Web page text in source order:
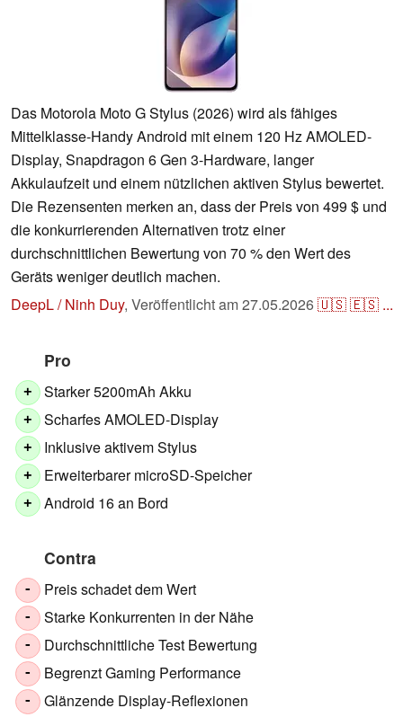
Das Motorola Moto G Stylus (2026) wird als fähiges
Mittelklasse-Handy Android mit einem 120 Hz AMOLED-
Display, Snapdragon 6 Gen 3-Hardware, langer
Akkulaufzeit und einem nützlichen aktiven Stylus bewertet.
Die Rezensenten merken an, dass der Preis von 499 $ und
die konkurrierenden Alternativen trotz einer
durchschnittlichen Bewertung von 70 % den Wert des
Geräts weniger deutlich machen.
DeepL / Ninh Duy, Veröffentlicht am27.05.2026🇺🇸🇪🇸 ...
Pro
+ Starker 5200mAh Akku
+ Scharfes AMOLED-Display
+ Inklusive aktivem Stylus
+ Erweiterbarer microSD-Speicher
+ Android 16 an Bord
Contra
- Preis schadet dem Wert
- Starke Konkurrenten in der Nähe
- Durchschnittliche Test Bewertung
- Begrenzt Gaming Performance
- Glänzende Display-Reflexionen